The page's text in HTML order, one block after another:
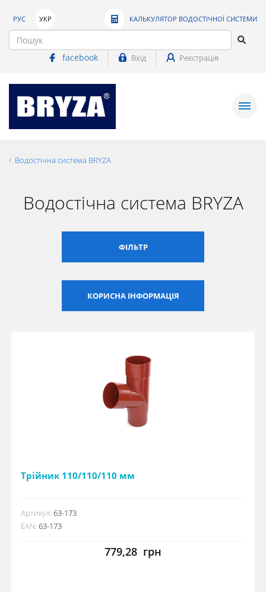
РУС УКР КАЛЬКУЛЯТОР ВОДОСТІЧНОЇ СИСТЕМИ
facebook Вхід Реєстрація
Водостічна система BRYZA
Водостічна система BRYZA
ФІЛЬТР
КОРИСНА ІНФОРМАЦІЯ
Трійник 110/110/110 мм
Артикул: 63-173
EAN: 63-173
779,28 грн